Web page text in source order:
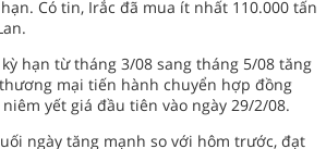
Có tin, Irắc đã mua ít nhất 110.000 tấn
hạn từ tháng 3/08 sang tháng 5/08 tăng
mại tiến hành chuyển hợp đồng
yết giá đầu tiên vào ngày 29/2/08.
ngày tăng mạnh so với hôm trước, đạt